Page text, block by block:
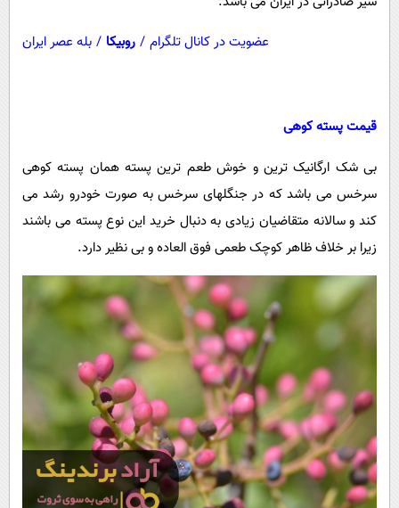
سیاست خارجی
عضویت در کانال تلگرام / روبیکا / بله عصر ایران
قیمت پسته کوهی
بی شک ارگانیک ترین و خوش طعم ترین پسته همان پسته کوهی
سرخس می باشد که در جنگلهای سرخس به صورت خودرو رشد می
کند و سالانه متقاضیان زیادی به دنبال خرید این نوع پسته می باشند
زیرا بر خلاف ظاهر کوچک طعمی فوق العاده و بی نظیر دارد.